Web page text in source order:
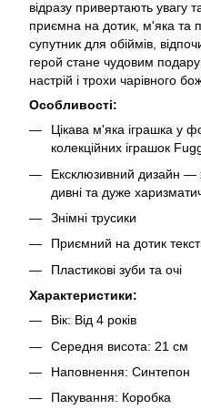
відразу привертають увагу
приємна на дотик, м'яка та
супутник для обіймів,
герой стане чудовим
настрій і трохи чарівного
Особливості:
Цікава м'яка іграшка у
колекційних іграшок
Ексклюзивний дизайн —
дивні та дуже
Знімні трусики
Приємний на дотик
Пластикові зуби та очі
Характеристики:
Вік: Від 4 років
Середня висота: 21 см
Наповнення: Синтепон
Пакування: Коробка